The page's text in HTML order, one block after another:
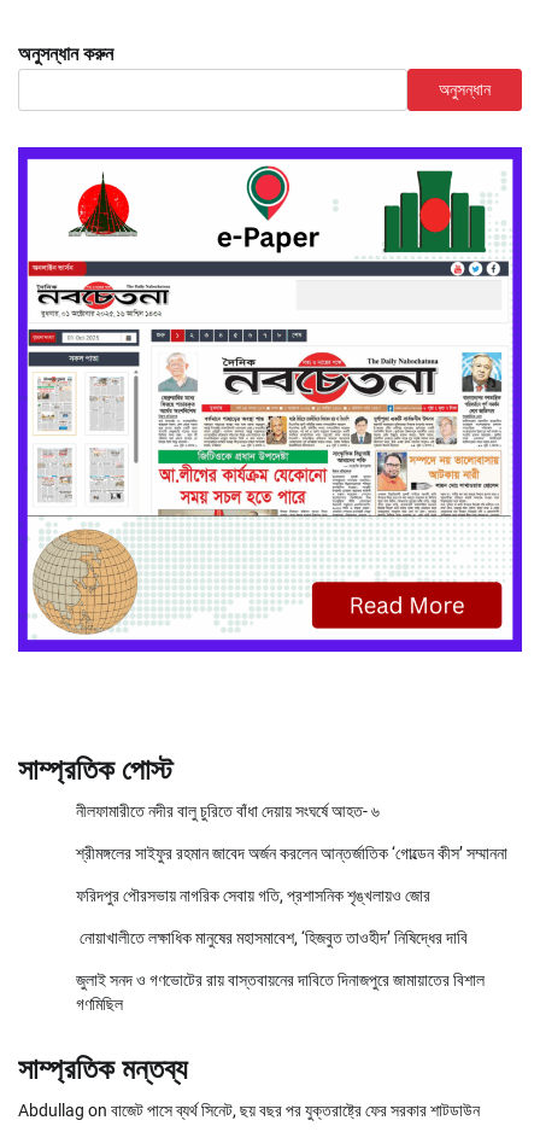
অনুসন্ধান করুন
অনুসন্ধান
সাম্প্রতিক পোস্ট
নীলফামারীতে নদীর বালু চুরিতে বাঁধা দেয়ায় সংঘর্ষে আহত- ৬
শ্রীমঙ্গলের সাইফুর রহমান জাবেদ অর্জন করলেন আন্তর্জাতিক ‘গোল্ডেন কীস’ সম্মাননা
ফরিদপুর পৌরসভায় নাগরিক সেবায় গতি, প্রশাসনিক শৃঙ্খলায়ও জোর
নোয়াখালীতে লক্ষাধিক মানুষের মহাসমাবেশ, ‘হিজবুত তাওহীদ’ নিষিদ্ধের দাবি
জুলাই সনদ ও গণভোটের রায় বাস্তবায়নের দাবিতে দিনাজপুরে জামায়াতের বিশাল
গণমিছিল
সাম্প্রতিক মন্তব্য
Abdullag on বাজেট পাসে ব্যর্থ সিনেট, ছয় বছর পর যুক্তরাষ্ট্রে ফের সরকার শাটডাউন